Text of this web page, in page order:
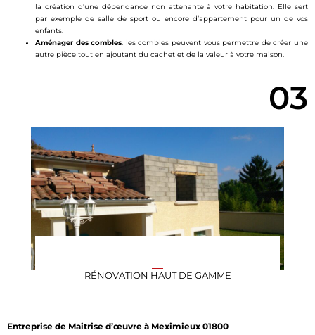
la création d’une dépendance non attenante à votre habitation. Elle sert
par exemple de salle de sport ou encore d’appartement pour un de vos
enfants.
Aménager des combles: les combles peuvent vous permettre de créer une
autre pièce tout en ajoutant du cachet et de la valeur à votre maison.
03
RÉNOVATION HAUT DE GAMME
Entreprise de Maitrise d’œuvre à Meximieux 01800